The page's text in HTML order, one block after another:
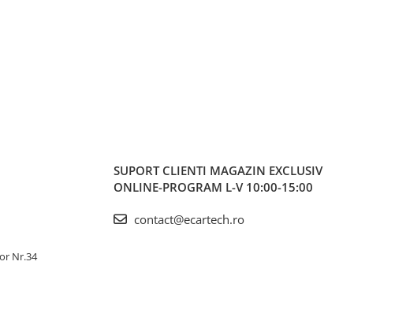
Nr.34
SUPORT CLIENTI MAGAZIN EXCLUSIV
ONLINE-PROGRAM L-V 10:00-15:00
contact@ecartech.ro